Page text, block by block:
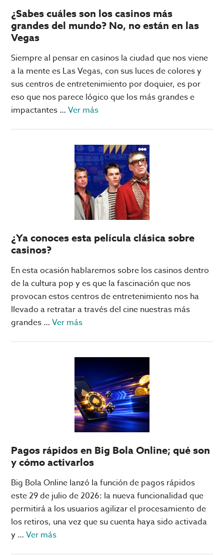
¿Sabes cuáles son los casinos más
grandes del mundo? No, no están en las
Vegas
Siempre al pensar en casinos la ciudad que nos viene
a la mente es Las Vegas, con sus luces de colores y
sus centros de entretenimiento por doquier, es por
eso que nos parece lógico que los más grandes e
impactantes …Ver másacerca
cuáles
son
los
casinos
más
grandes
mundo?
no
están
en
las
¿Ya conoces esta película clásica sobre
casinos?
En esta ocasión hablaremos sobre los casinos dentro
de la cultura pop y es que la fascinación que nos
provocan estos centros de entretenimiento nos ha
llevado a retratar a través del cine nuestras más
grandes …Ver másacerca
conoces
esta
película
clásica
sobre
casinos?
Pagos rápidos en Big Bola Online; qué son
y cómo activarlos
Big Bola Online lanzó la función de pagos rápidos
este 29 de julio de 2026: la nueva funcionalidad que
permitirá a los usuarios agilizar el procesamiento de
los retiros, una vez que su cuenta haya sido activada
y …Ver másacerca